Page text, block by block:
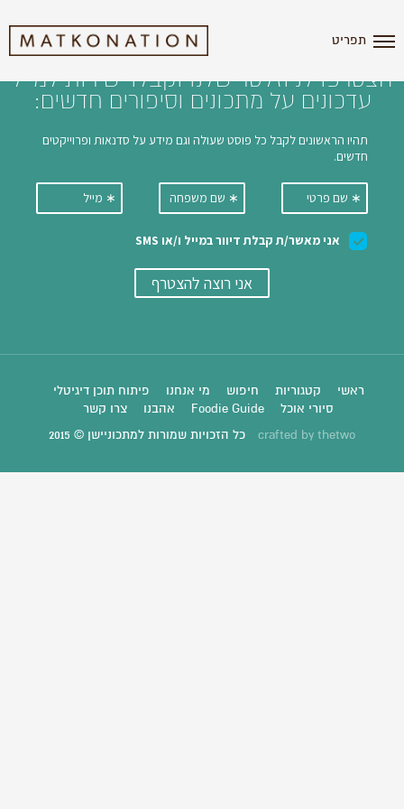
תפריט
הצטרפו לניוזלטר שלנו וקבלו ישירות למייל
עדכונים על מתכונים וסיפורים חדשים:
ראשי קטגוריות חיפוש מי אנחנו
פיתוח תוכן דיגיטלי
סיורי אוכל
Foodie Guide אהבנו צרו קשר
crafted by thetwo כל הזכויות שמורות למתכוניישן © 2015